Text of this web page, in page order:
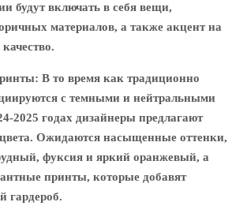
будут включать в себя вещи,
материалов, а также акцент на
: В то время как традиционно
с темными и нейтральными
2025 годах дизайнеры предлагают
Ожидаются насыщенные оттенки,
фуксия и яркий оранжевый, а
принты, которые добавят
гардероб.